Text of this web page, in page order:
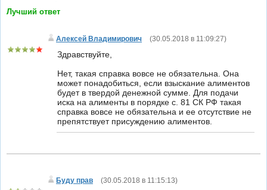
Лучший ответ
Алексей Владимирович (30.05.2018 в 11:09:27)
Здравствуйте,
Нет, такая справка вовсе не обязательна. Она
может понадобиться, если взыскание алиментов
будет в твердой денежной сумме. Для подачи
иска на алименты в порядке с. 81 СК РФ такая
справка вовсе не обязательна и ее отсутствие не
препятствует присуждению алиментов.
Буду прав (30.05.2018 в 11:15:13)